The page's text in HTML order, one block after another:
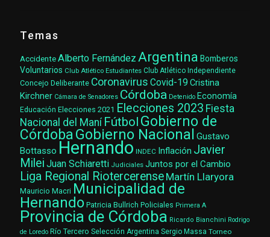
Temas
AccidenteAlberto Fernández Argentina Bomberos
Voluntarios Club Atlético Estudiantes Club Atlético Independiente
Concejo Deliberante Coronavirus Covid-19 Cristina
Kirchner Cámara de Senadores Córdoba Detenido Economía
Educación Elecciones 2021 Elecciones 2023 Fiesta
Nacional del Maní Fútbol Gobierno de
CórdobaGobierno Nacional Gustavo
Bottasso Hernando INDEC Inflación Javier
Milei Juan Schiaretti Judiciales Juntos por el Cambio
Liga Regional Riotercerense Martín Llaryora
Mauricio Macri Municipalidad de
Hernando Patricia Bullrich Policiales Primera A
Provincia de Córdoba Ricardo Bianchini Rodrigo
de Loredo Río Tercero Selección Argentina Sergio Massa Torneo